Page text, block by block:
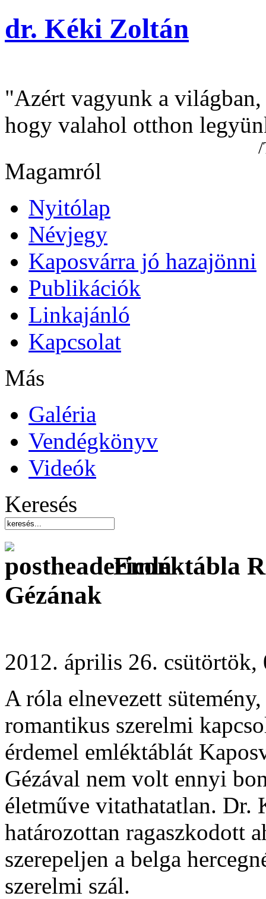
dr. Kéki Zoltán
"Azért vagyunk a világban,
hogy valahol otthon
/Tamási
Magamról
Nyitólap
Névjegy
Kaposvárra jó hazajönni
Publikációk
Linkajánló
Kapcsolat
Más
Galéria
Vendégkönyv
Videók
Keresés
Emléktábla
Gézának
2012. április 26.
A róla elnevezett
romantikus szerelmi
érdemel emléktáblát
Gézával nem volt ennyi
életműve vitathatatlan. Dr.
határozottan ragaszkodott
szerepeljen a belga
szerelmi szál.